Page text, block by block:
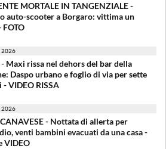
MORTALE IN TANGENZIALE -
auto-scooter a Borgaro: vittima un
FOTO
2026
- Maxi rissa nel dehors del bar della
Daspo urbano e foglio di via per sette
- VIDEO RISSA
2026
- Nottata di allerta per
venti bambini evacuati da una casa -
VIDEO